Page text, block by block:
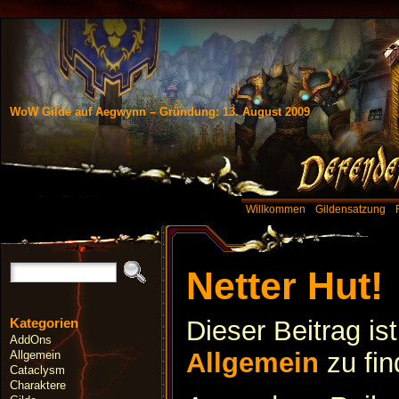
WoW Gilde auf Aegwynn – Gründung: 13. August 2009
Willkommen Gildensatzung
Kategorien
AddOns
Allgemein
Cataclysm
Charaktere
Netter Hut!
Dieser Beitrag
Allgemein zu